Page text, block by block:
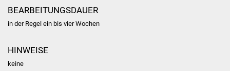
BEARBEITUNGSDAUER
in der Regel ein bis vier Wochen
HINWEISE
keine